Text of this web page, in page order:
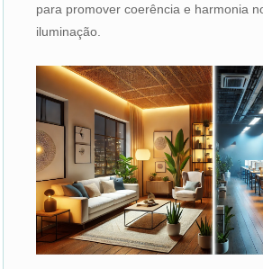
para promover coerência e harmonia
iluminação.